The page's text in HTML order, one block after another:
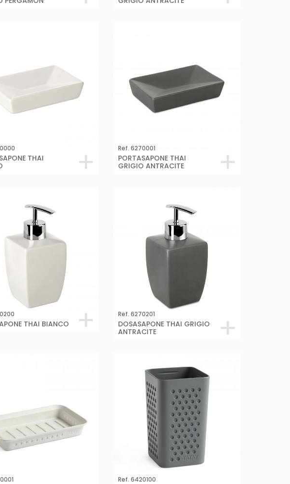
THAI
Ref. 6270001
PORTASAPONE THAI
GRIGIO ANTRACITE
THAI BIANCO
Ref. 6270201
DOSASAPONE THAI GRIGIO
ANTRACITE
Ref. 6420100